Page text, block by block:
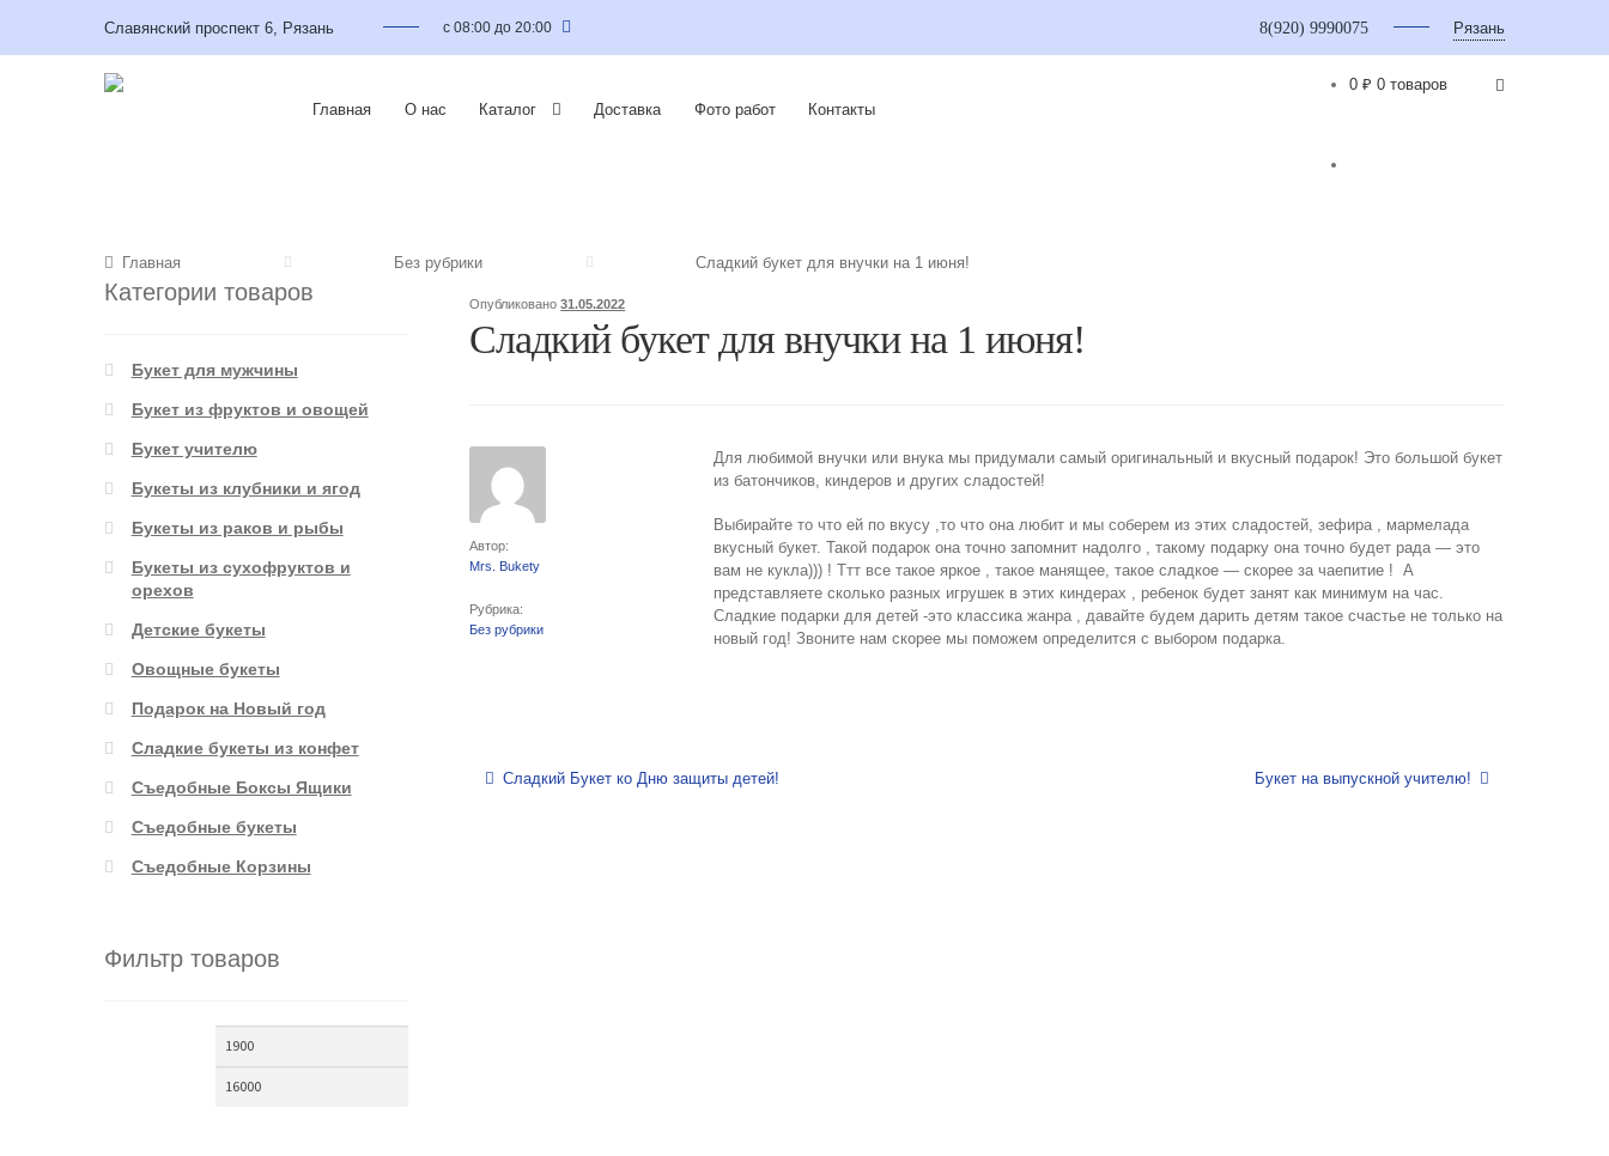
Славянский проспект 6, Рязань с 08:00 до 20:00 8(920) 9990075 Рязань
Главная О нас Каталог Доставка Фото работ Контакты
0 ₽ 0 товаров
Главная Без рубрики Сладкий букет для внучки на 1 июня!
Опубликовано31.05.2022
Сладкий букет для внучки на 1 июня!
Автор:
Mrs. Bukety
Рубрика:
Без рубрики
Для любимой внучки или внука мы придумали самый оригинальный и вкусный подарок! Это большой букет
из батончиков, киндеров и других сладостей!
Выбирайте то что ей по вкусу ,то что она любит и мы соберем из этих сладостей, зефира , мармелада
вкусный букет. Такой подарок она точно запомнит надолго , такому подарку она точно будет рада — это
вам не кукла))) ! Ттт все такое яркое , такое манящее, такое сладкое — скорее за чаепитие ! А
представляете сколько разных игрушек в этих киндерах , ребенок будет занят как минимум на час.
Сладкие подарки для детей -это классика жанра , давайте будем дарить детям такое счастье не только на
новый год! Звоните нам скорее мы поможем определится с выбором подарка.
Навигация по записям
Сладкий Букет ко Дню защиты детей! Букет на выпускной учителю!
Категории товаров
Букет для мужчины
Букет из фруктов и овощей
Букет учителю
Букеты из клубники и ягод
Букеты из раков и рыбы
Букеты из сухофруктов и
орехов
Детские букеты
Овощные букеты
Подарок на Новый год
Сладкие букеты из конфет
Съедобные Боксы Ящики
Съедобные букеты
Съедобные Корзины
Фильтр товаров